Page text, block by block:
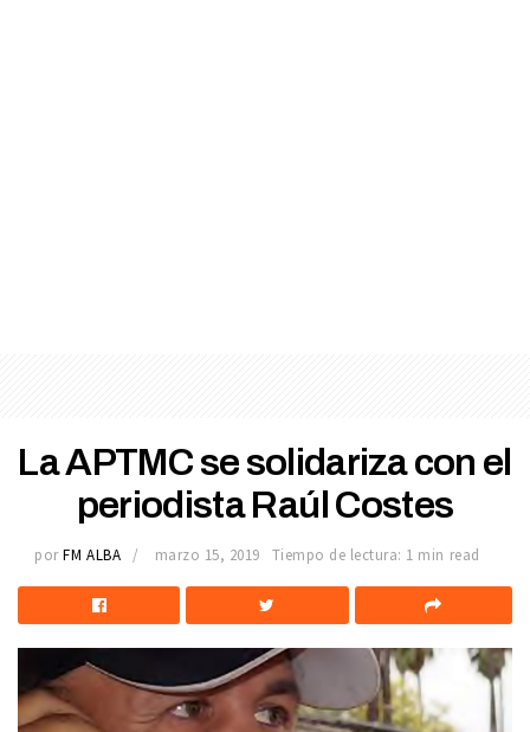
La APTMC se solidariza con el
periodista Raúl Costes
por FM ALBA marzo 15, 2019 Tiempo de lectura: 1 min read